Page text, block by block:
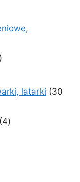
1
latarki
30
44